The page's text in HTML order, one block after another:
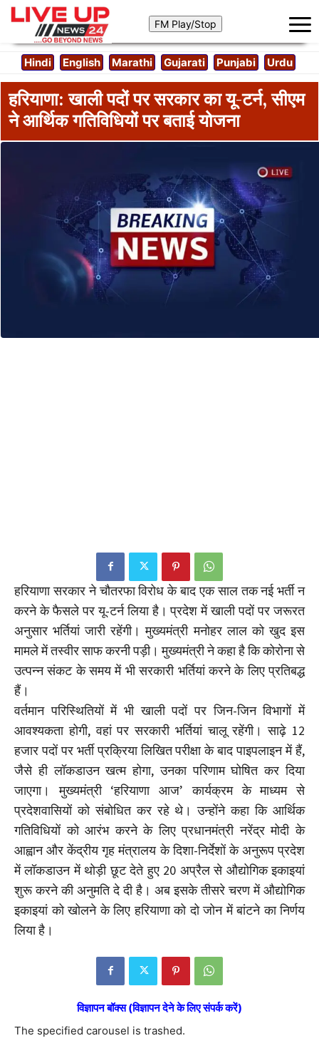
Hindi English Marathi Gujarati Punjabi Urdu
हरियाणा: खाली पदों पर सरकार का यू-टर्न, सीएम
ने आर्थिक गतिविधियों पर बताई योजना
हरियाणा सरकार ने चौतरफा विरोध के बाद एक साल तक नई भर्ती न
करने के फैसले पर यू-टर्न लिया है। प्रदेश में खाली पदों पर जरूरत
अनुसार भर्तियां जारी रहेंगी। मुख्यमंत्री मनोहर लाल को खुद इस
मामले में तस्वीर साफ करनी पड़ी। मुख्यमंत्री ने कहा है कि कोरोना से
उत्पन्न संकट के समय में भी सरकारी भर्तियां करने के लिए प्रतिबद्ध
हैं।
वर्तमान परिस्थितियों में भी खाली पदों पर जिन-जिन विभागों में
आवश्यकता होगी, वहां पर सरकारी भर्तियां चालू रहेंगी। साढ़े 12
हजार पदों पर भर्ती प्रक्रिया लिखित परीक्षा के बाद पाइपलाइन में हैं,
जैसे ही लॉकडाउन खत्म होगा, उनका परिणाम घोषित कर दिया
जाएगा। मुख्यमंत्री ‘हरियाणा आज’ कार्यक्रम के माध्यम से
प्रदेशवासियों को संबोधित कर रहे थे। उन्होंने कहा कि आर्थिक
गतिविधियों को आरंभ करने के लिए प्रधानमंत्री नरेंद्र मोदी के
आह्वान और केंद्रीय गृह मंत्रालय के दिशा-निर्देशों के अनुरूप प्रदेश
में लॉकडाउन में थोड़ी छूट देते हुए 20 अप्रैल से औद्योगिक इकाइयां
शुरू करने की अनुमति दे दी है। अब इसके तीसरे चरण में औद्योगिक
इकाइयां को खोलने के लिए हरियाणा को दो जोन में बांटने का निर्णय
लिया है।
विज्ञापन बॉक्स (विज्ञापन देने के लिए संपर्क करें)
The specified carousel is trashed.